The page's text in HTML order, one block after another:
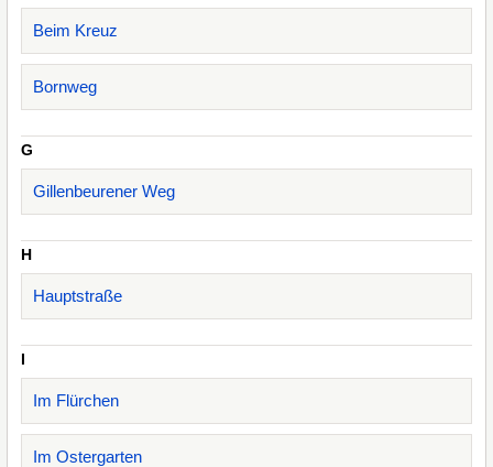
Beim Kreuz
Bornweg
G
Gillenbeurener Weg
H
Hauptstraße
I
Im Flürchen
Im Ostergarten